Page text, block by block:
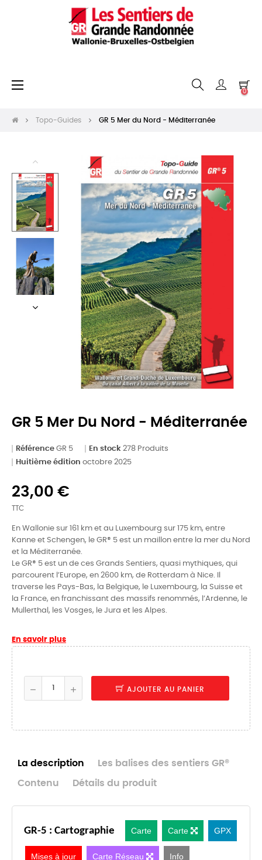
Basculer
☰
0
Topo-Guides GR 5 Mer du Nord - Méditerranée
GR 5 Mer Du Nord - Méditerranée
Référence GR 5 En stock 278 Produits
Huitième édition octobre 2025
23,00 €
TTC
En Wallonie sur 161 km et au Luxembourg sur 175 km, entre
Kanne et Schengen, le GR® 5 est un maillon entre la mer du Nord
et la Méditerranée.
Le GR® 5 est un de ces Grands Sentiers, quasi mythiques, qui
parcourent l’Europe, en 2600 km, de Rotterdam à Nice. Il
traverse les Pays-Bas, la Belgique, le Luxembourg, la Suisse et
la France, en franchissant des massifs renommés, l’Ardenne, le
Mullerthal, les Vosges, le Jura et les Alpes.
En savoir plus
AJOUTER AU PANIER
La description Les balises des sentiers GR®
Contenu Détails du produit